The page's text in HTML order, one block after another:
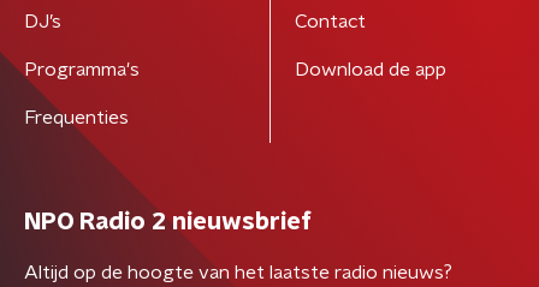
DJ’s
Programma's
Frequenties
Contact
Download de app
NPO Radio 2 nieuwsbrief
Altijd op de hoogte van het laatste radio nieuws?